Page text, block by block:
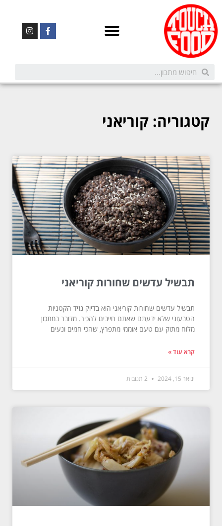
קטגוריה: קוריאני
תבשיל עדשים שחורות קוריאני
תבשיל עדשים שחורות קוריאני הוא בדיוק נזיד הקטניות
הטבעוני שלא ידעתם שאתם חייבים להכיר. מדובר במתכון
מלוח מתוק עם טעם אוממי מתפרץ, שהכי חמים ונעים
קרא עוד »
ינואר 15, 2024